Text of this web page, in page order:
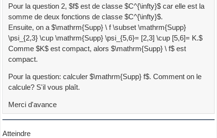
Pour la question 2, $f$ est de classe $C^{\infty}$ car elle est la
somme de deux fonctions de classe $C^{\infty}$.
Ensuite, on a $\mathrm{Supp} \ f \subset \mathrm{Supp}
\psi_{2,3} \cup \mathrm{Supp} \psi_{5,6}= [2,3] \cup [5,6]= K.$
Comme $K$ est compact, alors $\mathrm{Supp} \ f$ est
compact.
Pour la question: calculer $\mathrm{Supp} f$. Comment on le
calcule? S'il vous plaît.
Merci d'avance
Atteindre